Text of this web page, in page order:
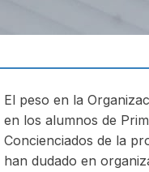
El peso en la
en los alumnos de
Concienciados de la
han dudado en